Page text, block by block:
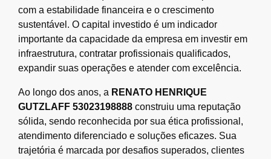
com a estabilidade financeira e o crescimento
sustentável. O capital investido é um indicador
importante da capacidade da empresa em investir em
infraestrutura, contratar profissionais qualificados,
expandir suas operações e atender com excelência.
Ao longo dos anos, a RENATO HENRIQUE
GUTZLAFF 53023198888 construiu uma reputação
sólida, sendo reconhecida por sua ética profissional,
atendimento diferenciado e soluções eficazes. Sua
trajetória é marcada por desafios superados, clientes